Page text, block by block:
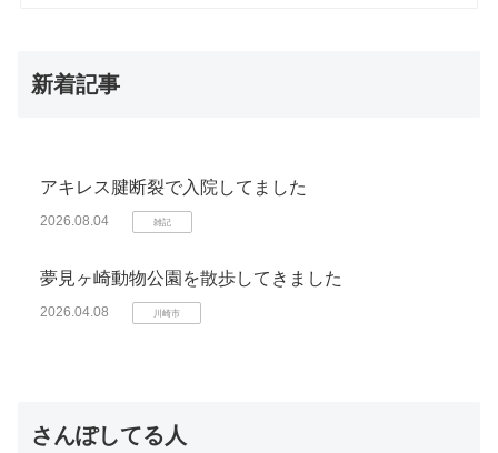
新着記事
アキレス腱断裂で入院してました
2026.08.04 雑記
夢見ヶ崎動物公園を散歩してきました
2026.04.08 川崎市
さんぽしてる人